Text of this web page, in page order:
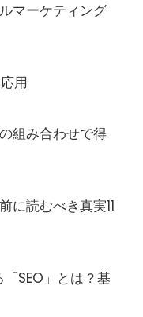
マーケティング
用
組み合わせで得
に読むべき真実11
SEO」とは？基